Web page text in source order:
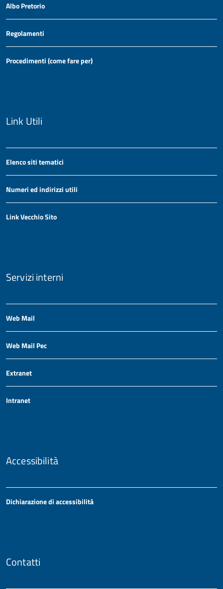
Albo Pretorio
Regolamenti
Procedimenti (come fare per)
Link Utili
Elenco siti tematici
Numeri ed indirizzi utili
Link Vecchio Sito
Servizi interni
Web Mail
Web Mail Pec
Extranet
Intranet
Accessibilità
Dichiarazione di accessibilità
Contatti